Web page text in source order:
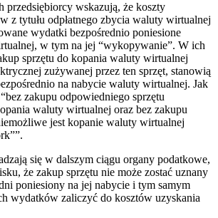
przedsiębiorcy wskazują, że koszty
z tytułu odpłatnego zbycia waluty wirtualnej
wydatki bezpośrednio poniesione
w tym na jej “wykopywanie”. W ich
sprzętu do kopania waluty wirtualnej
zużywanej przez ten sprzęt, stanowią
na nabycie waluty wirtualnej. Jak
zakupu odpowiedniego sprzętu
waluty wirtualnej oraz bez zakupu
jest kopanie waluty wirtualnej
się w dalszym ciągu organy podatkowe,
że zakup sprzętu nie może zostać uznany
poniesiony na jej nabycie i tym samym
wydatków zaliczyć do kosztów uzyskania